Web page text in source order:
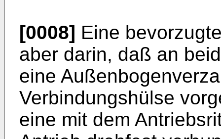
[0008] Eine
aber darin, daß an
eine
Verbindungshülse
eine mit dem